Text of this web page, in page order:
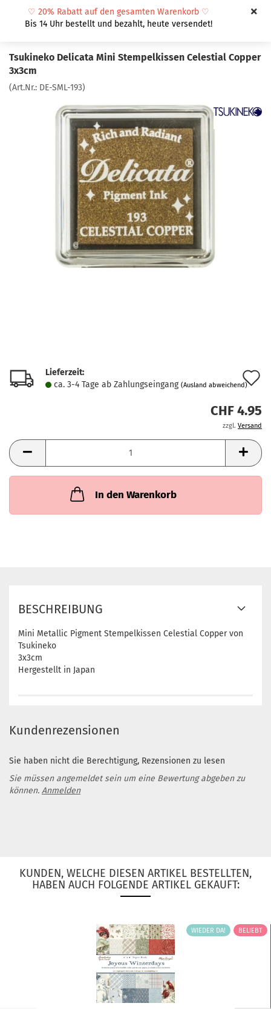
♡ 20% Rabatt auf den gesamten Warenkorb ♡
Bis 14 Uhr bestellt und bezahlt, heute versendet!
Tsukineko Delicata Mini Stempelkissen Celestial Copper
3x3cm
(Art.Nr.: DE-SML-193)
Lieferzeit:
ca. 3-4 Tage ab Zahlungseingang (Ausland abweichend)
CHF 4.95
zzgl. Versand
In den Warenkorb
BESCHREIBUNG
Mini Metallic Pigment Stempelkissen Celestial Copper von
Tsukineko
3x3cm
Hergestellt in Japan
Kundenrezensionen
Sie haben nicht die Berechtigung, Rezensionen zu lesen
Sie müssen angemeldet sein um eine Bewertung abgeben zu
können. Anmelden
KUNDEN, WELCHE DIESEN ARTIKEL BESTELLTEN,
HABEN AUCH FOLGENDE ARTIKEL GEKAUFT:
WIEDER DA! BELIEBT